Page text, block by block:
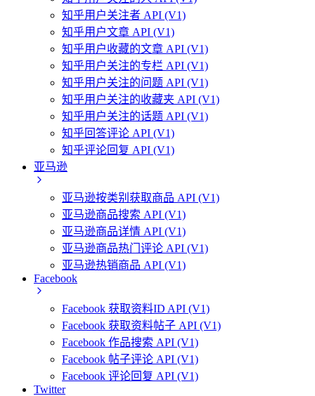
知乎用户关注者 API (V1)
知乎用户文章 API (V1)
知乎用户收藏的文章 API (V1)
知乎用户关注的专栏 API (V1)
知乎用户关注的问题 API (V1)
知乎用户关注的收藏夹 API (V1)
知乎用户关注的话题 API (V1)
知乎回答评论 API (V1)
知乎评论回复 API (V1)
亚马逊
亚马逊按类别获取商品 API (V1)
亚马逊商品搜索 API (V1)
亚马逊商品详情 API (V1)
亚马逊商品热门评论 API (V1)
亚马逊热销商品 API (V1)
Facebook
Facebook 获取资料ID API (V1)
Facebook 获取资料帖子 API (V1)
Facebook 作品搜索 API (V1)
Facebook 帖子评论 API (V1)
Facebook 评论回复 API (V1)
Twitter